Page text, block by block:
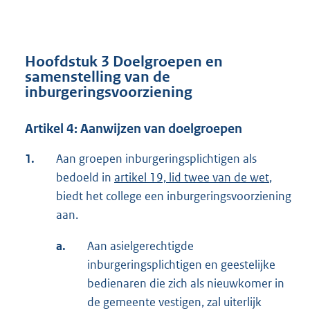
Hoofdstuk 3 Doelgroepen en
samenstelling van de
inburgeringsvoorziening
Artikel 4: Aanwijzen van doelgroepen
1.
Aan groepen inburgeringsplichtigen als
bedoeld in artikel 19, lid twee van de wet,
biedt het college een inburgeringsvoorziening
aan.
a.
Aan asielgerechtigde
inburgeringsplichtigen en geestelijke
bedienaren die zich als nieuwkomer in
de gemeente vestigen, zal uiterlijk